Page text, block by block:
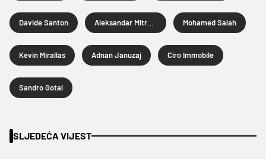
Davide Santon Mohamed Salah
Kevin Mirallas Adnan Januzaj Ciro Immobile
Sandro Gotal
SLJEDEĆA VIJEST